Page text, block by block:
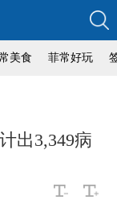
美食 菲常好玩
出3,349病